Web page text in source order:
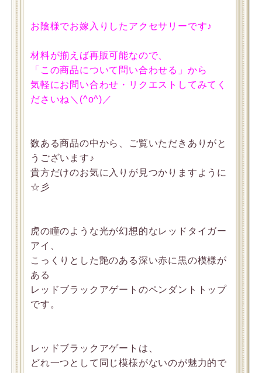
お陰様でお嫁入りしたアクセサリーです♪
材料が揃えば再販可能なので、
「この商品について問い合わせる」から
気軽にお問い合わせ・リクエストしてみてく
ださいね＼(^o^)／
数ある商品の中から、ご覧いただきありがと
うございます♪
貴方だけのお気に入りが見つかりますように
☆彡
虎の瞳のような光が幻想的なレッドタイガー
アイ、
こっくりとした艶のある深い赤に黒の模様が
ある
レッドブラックアゲートのペンダントトップ
です。
レッドブラックアゲートは、
どれ一つとして同じ模様がないのが魅力的で